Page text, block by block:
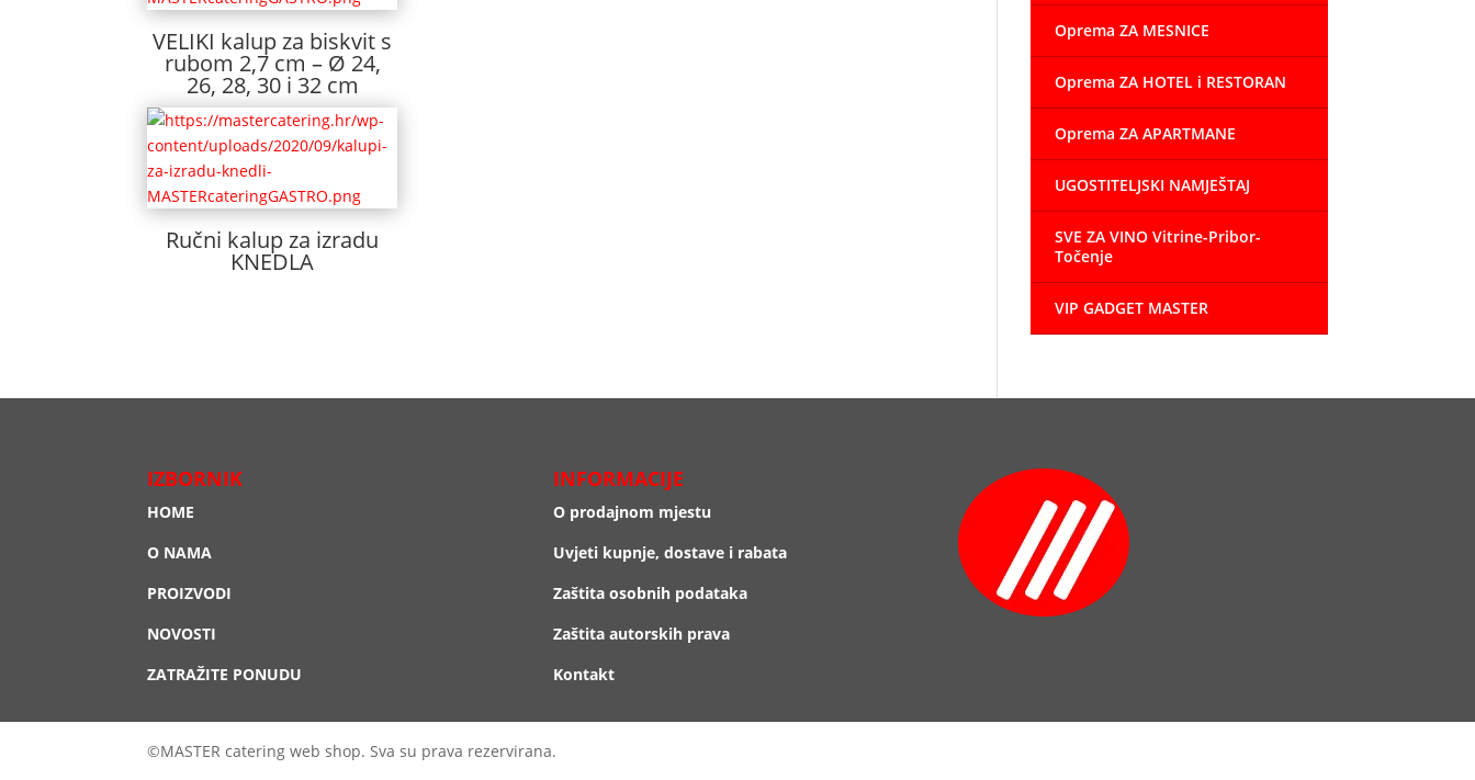
VELIKI kalup za biskvit s
rubom 2,7 cm – Ø 24,
26, 28, 30 i 32 cm
Ručni kalup za izradu
KNEDLA
Oprema ZA MESNICE
Oprema ZA HOTEL i RESTORAN
Oprema ZA APARTMANE
UGOSTITELJSKI NAMJEŠTAJ
SVE ZA VINO Vitrine-Pribor-
Točenje
VIP GADGET MASTER
IZBORNIK
HOME
O NAMA
PROIZVODI
NOVOSTI
ZATRAŽITE PONUDU
INFORMACIJE
O prodajnom mjestu
Uvjeti kupnje, dostave i rabata
Zaštita osobnih podataka
Zaštita autorskih prava
Kontakt
©MASTER catering web shop. Sva su prava rezervirana.